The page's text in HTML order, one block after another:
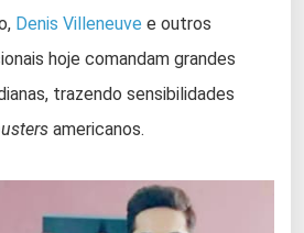
Denis Villeneuve e outros
hoje comandam grandes
trazendo sensibilidades
americanos.